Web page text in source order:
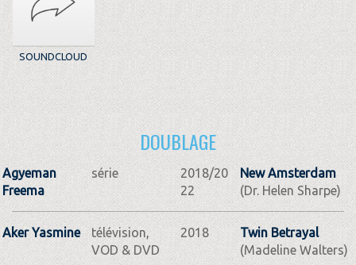
SOUNDCLOUD
DOUBLAGE
Agyeman
Freema
série
2018/20
22
New Amsterdam
(Dr. Helen Sharpe)
Aker Yasmine
télévision,
VOD & DVD
2018
Twin Betrayal
(Madeline Walters)